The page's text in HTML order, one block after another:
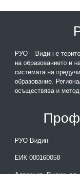
РУО – Видин е
на образованието и
системата на
образование.
осъществява и
РУО-Видин
ЕИК 000160058